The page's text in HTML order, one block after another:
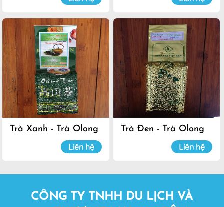
Trà Xanh - Trà Olong
Liên hệ
Trà Đen - Trà Olong
Liên hệ
CÔNG TY TNHH DU LỊCH VÀ